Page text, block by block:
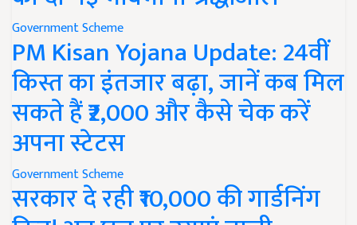
Government Scheme
PM Kisan Yojana Update: 24वीं
किस्त का इंतजार बढ़ा, जानें कब मिल
सकते हैं ₹2,000 और कैसे चेक करें
अपना स्टेटस
Government Scheme
सरकार दे रही ₹10,000 की गार्डनिंग